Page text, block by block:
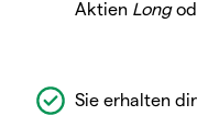
Aktien Long
Sie erhalten